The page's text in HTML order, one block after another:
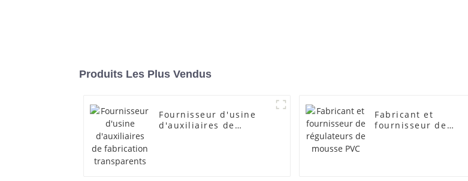
Produits Les Plus Vendus
Fournisseur d'usine
d'auxiliaires de
Fabricant et
fournisseur de